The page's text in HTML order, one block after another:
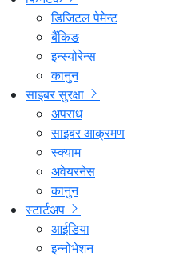
डिजिटल पेमेन्ट
बैंकिङ
इन्स्योरेन्स
कानुन
साइबर सुरक्षा
अपराध
साइबर आक्रमण
स्क्याम
अवेयरनेस
कानुन
स्टार्टअप
आईडिया
इन्नोभेशन